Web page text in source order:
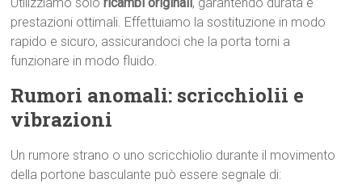
prestazioni ottimali. Effettuiamo la sostituzione in modo
rapido e sicuro, assicurandoci che la porta torni a
funzionare in modo fluido.
Rumori anomali: scricchiolii e
vibrazioni
Un rumore strano o uno scricchiolio durante il movimento
della portone basculante può essere segnale di: